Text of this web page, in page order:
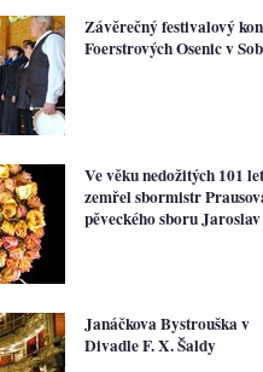
Závěrečný festivalový
Foerstrových Osenic v
Ve věku nedožitých 101 let
zemřel sbormistr
pěveckého sboru
Janáčkova Bystrouška v
Divadle F. X. Šaldy